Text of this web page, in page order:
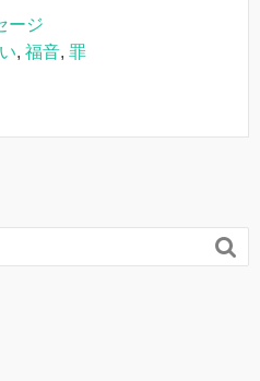
ージ
, 福音, 罪
